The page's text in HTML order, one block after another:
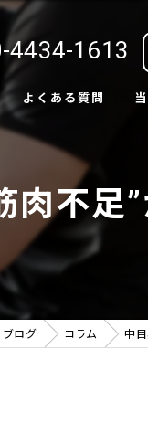
4434-1613
よくある質問
不足
ブログ コラム 中